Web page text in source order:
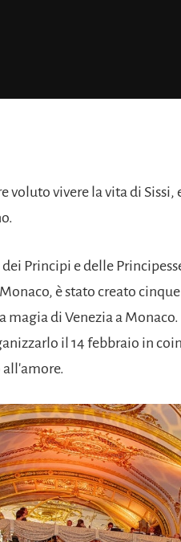
voluto vivere la vita di
Principi e delle
è stato creato
magia di Venezia a
il 14 febbraio in